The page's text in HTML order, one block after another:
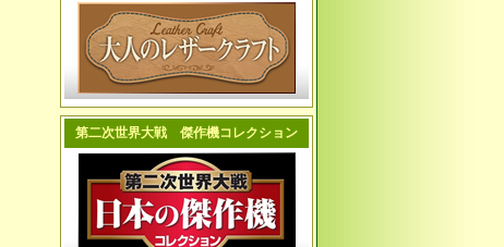
第二次世界大戦 傑作機コレクション